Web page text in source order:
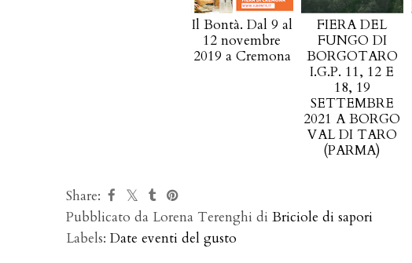
Il Bontà. Dal 9 al
12 novembre
2019 a Cremona
FIERA DEL
FUNGO DI
BORGOTARO
I.G.P. 11, 12 E
18, 19
SETTEMBRE
2021 A BORGO
VAL DI TARO
(PARMA)
Share:
Pubblicato da Lorena Terenghi di Briciole di sapori
Labels: Date eventi del gusto